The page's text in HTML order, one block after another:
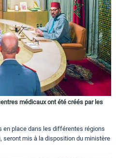
médicaux ont été créés par les
en place dans les différentes régions
seront mis à la disposition du ministère